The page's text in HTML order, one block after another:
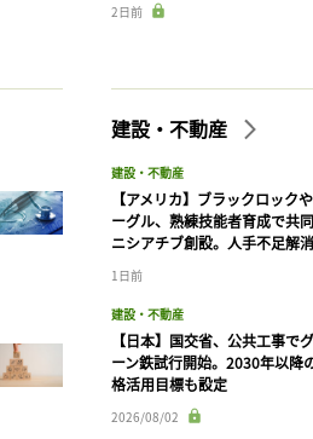
2日前
建設・不動産
建設・不動産
【アメリカ】ブラックロック
ーグル、熟練技能者育成で共
ニシアチブ創設。人手不足解消
1日前
建設・不動産
【日本】国交省、公共工事で
ーン鉄試行開始。2030年以降
格活用目標も設定
2026/08/02